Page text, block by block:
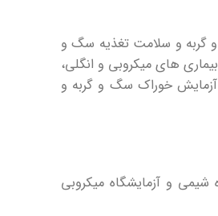
و گربه و سلامت تغذیه سگ و
های میکروبی و انگلی،
آزمایش خوراک سگ و گربه و
و آزمایشگاه میکروبی